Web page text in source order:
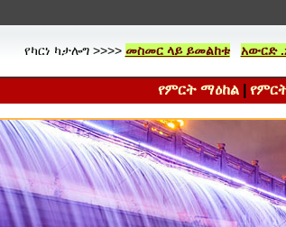
የካርነ ካታሎግ >>>> መስመር ላይ ይመልከቱ አውርድ
የምርት ማዕከል